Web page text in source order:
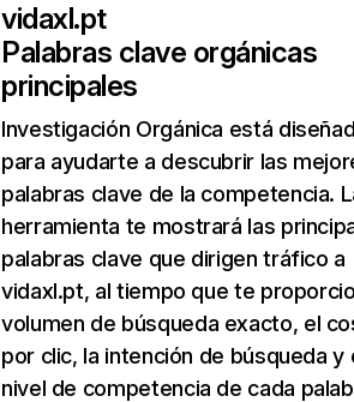
vidaxl.pt
Palabras clave orgánicas
principales
Investigación Orgánica está
para ayudarte a descubrir las
palabras clave de la competencia.
herramienta te mostrará las
palabras clave que dirigen tráfico a
vidaxl.pt, al tiempo que te
volumen de búsqueda exacto, el
por clic, la intención de búsqueda y
nivel de competencia de cada